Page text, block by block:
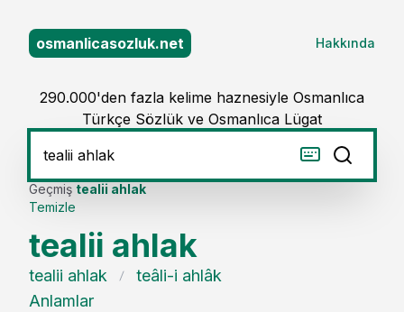
osmanlicasozluk.net Hakkında
290.000'den fazla kelime haznesiyle Osmanlıca
Türkçe Sözlük ve Osmanlıca Lügat
Geçmiş
Temizle
tealii ahlak
tealii ahlak
tealii ahlak
teâli-i ahlâk
Anlamlar